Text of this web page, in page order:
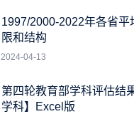
1997/2000-2022年各省平
限和结构
2024-04-13
第四轮教育部学科评估结
学科】Excel版